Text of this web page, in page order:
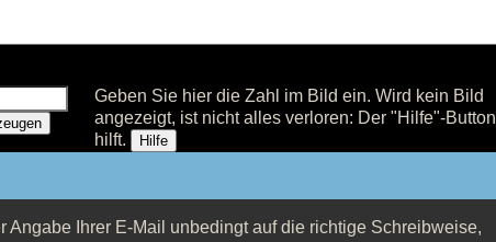
Geben Sie hier die Zahl im Bild ein. Wird kein Bild
angezeigt, ist nicht alles verloren: Der "Hilfe"-Button
hilft.
Hilfe
Angabe Ihrer E-Mail unbedingt auf die richtige Schreibweise,